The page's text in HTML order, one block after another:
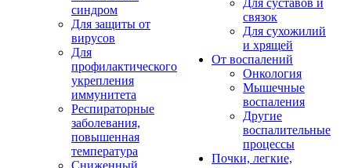
синдром
Для защиты от
вирусов
Для
профилактического
укрепления
иммунитета
Респираторные
заболевания,
повышенная
температура
Сниженный
связок
Для сухожилий
и хрящей
От воспалений
Онкология
Мышечные
воспаления
Другие
воспалительные
процессы
Почки, легкие,